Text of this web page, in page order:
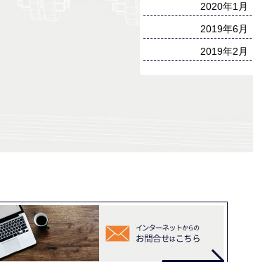
2020年1月
2019年6月
2019年2月